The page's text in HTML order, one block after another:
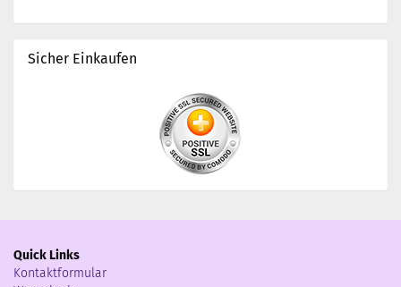
Sicher Einkaufen
Quick Links
Kontaktformular